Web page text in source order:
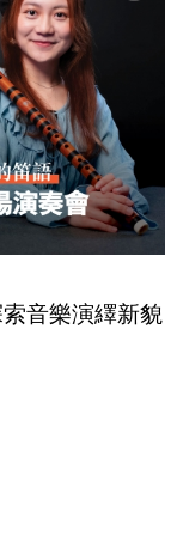
音樂演繹新貌